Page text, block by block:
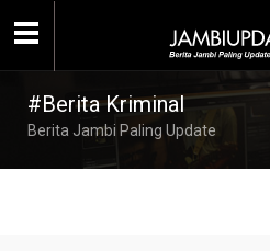
#Berita Kriminal
Berita Jambi Paling Update